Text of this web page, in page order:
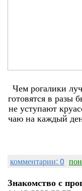
Чем рогалики
готовятся в разы
не уступают
чаю на каждый
комментарии: 0
Знакомство с